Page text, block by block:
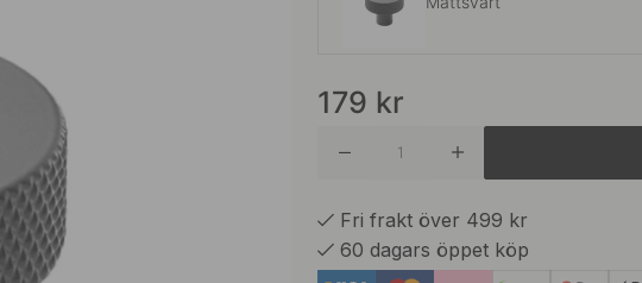
179 kr
Fri frakt över 499 kr
60 dagars öppet köp